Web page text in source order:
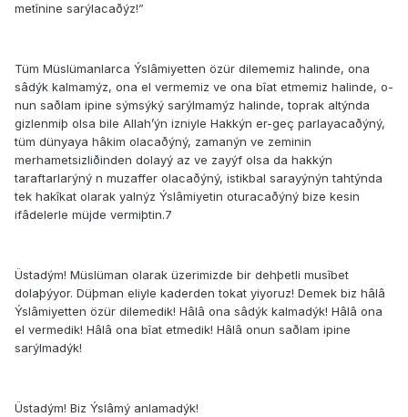
metînine sarýlacaðýz!”
Tüm Müslümanlarca Ýslâmiyetten özür dilememiz halinde, o­na
sâdýk kalmamýz, o­na el vermemiz ve o­na bîat etmemiz halinde, o­
nun saðlam ipine sýmsýký sarýlmamýz halinde, toprak altýnda
gizlenmiþ olsa bile Allah’ýn izniyle Hakkýn er-geç parlayacaðýný,
tüm dünyaya hâkim olacaðýný, zamanýn ve zeminin
merhametsizliðinden dolayý az ve zayýf olsa da hakkýn
taraftarlarýný n muzaffer olacaðýný, istikbal sarayýnýn tahtýnda
tek hakîkat olarak yalnýz Ýslâmiyetin oturacaðýný bize kesin
ifâdelerle müjde vermiþtin.7
Üstadým! Müslüman olarak üzerimizde bir dehþetli musîbet
dolaþýyor. Düþman eliyle kaderden tokat yiyoruz! Demek biz hâlâ
Ýslâmiyetten özür dilemedik! Hâlâ o­na sâdýk kalmadýk! Hâlâ o­na
el vermedik! Hâlâ o­na bîat etmedik! Hâlâ o­nun saðlam ipine
sarýlmadýk!
Üstadým! Biz Ýslâmý anlamadýk!